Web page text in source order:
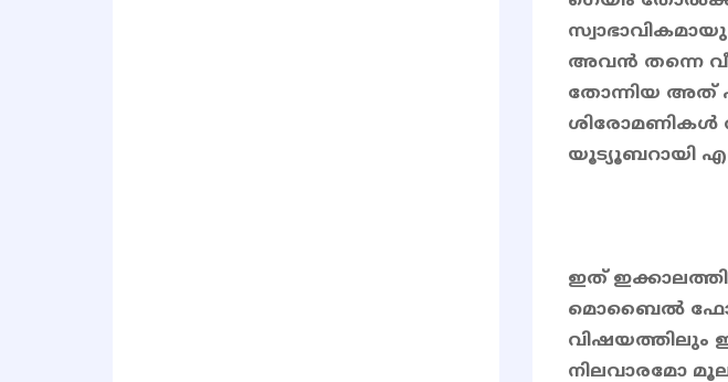
അവൻ തന്നെ
തോന്നിയ
യൂട്യൂബറായി
ഇത്
മൊബൈൽ ഫോൺ
വിഷയത്തിലും
നിലവാരമോ